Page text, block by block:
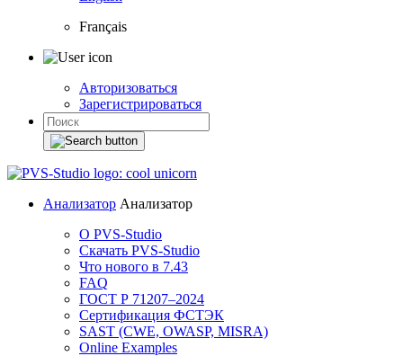
Français
Авторизоваться
Зарегистрироваться
Анализатор Анализатор
О PVS-Studio
Скачать PVS-Studio
Что нового в 7.43
FAQ
ГОСТ Р 71207–2024
Сертификация ФСТЭК
SAST (CWE, OWASP, MISRA)
Online Examples